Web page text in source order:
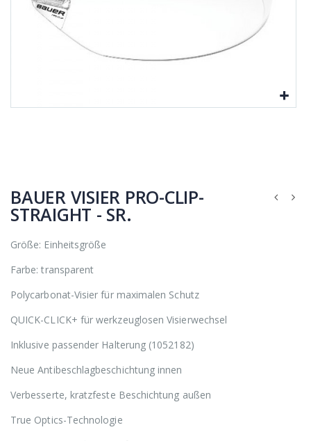
BAUER VISIER PRO-CLIP-
STRAIGHT - SR.
Größe: Einheitsgröße
Farbe: transparent
Polycarbonat-Visier für maximalen Schutz
QUICK-CLICK+ für werkzeuglosen Visierwechsel
Inklusive passender Halterung (1052182)
Neue Antibeschlagbeschichtung innen
Verbesserte, kratzfeste Beschichtung außen
True Optics-Technologie